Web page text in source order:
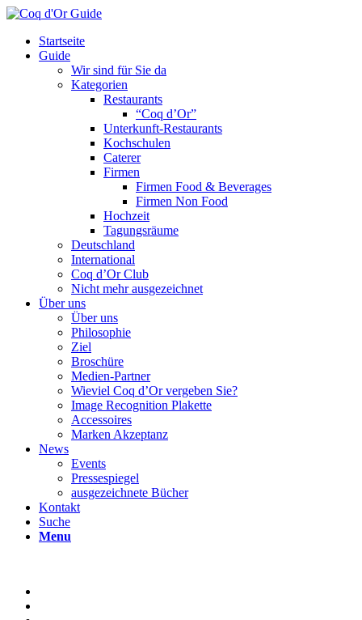
Startseite
Guide
Wir sind für Sie da
Kategorien
Restaurants
“Coq d’Or”
Unterkunft-Restaurants
Kochschulen
Caterer
Firmen
Firmen Food & Beverages
Firmen Non Food
Hochzeit
Tagungsräume
Deutschland
International
Coq d’Or Club
Nicht mehr ausgezeichnet
Über uns
Über uns
Philosophie
Ziel
Broschüre
Medien-Partner
Wieviel Coq d’Or vergeben Sie?
Image Recognition Plakette
Accessoires
Marken Akzeptanz
News
Events
Pressespiegel
ausgezeichnete Bücher
Kontakt
Suche
Menu